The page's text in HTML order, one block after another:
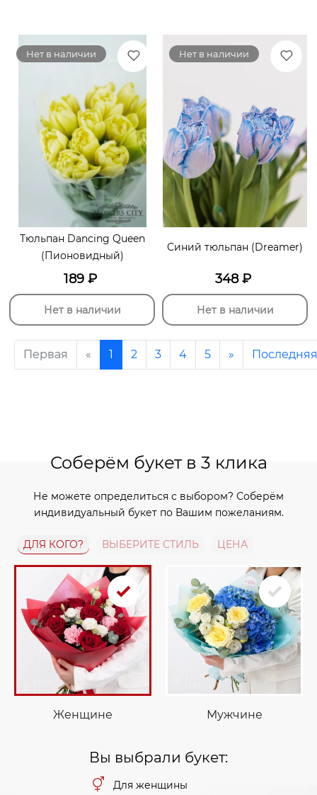
Нет в наличии
Тюльпан Dancing Queen
(Пионовидный)
189 ₽
Нет в наличии
Нет в наличии
Синий тюльпан (Dreamer)
348₽
Нет в наличии
Первая « 1 2 3 4 5 » Последняя
Соберём букет в 3 клика
Не можете определиться с выбором? Соберём
индивидуальный букет по Вашим пожеланиям.
ДЛЯ КОГО? ВЫБЕРИТЕ СТИЛЬ ЦЕНА
Женщине Мужчине
Вы выбрали букет:
Для женщины